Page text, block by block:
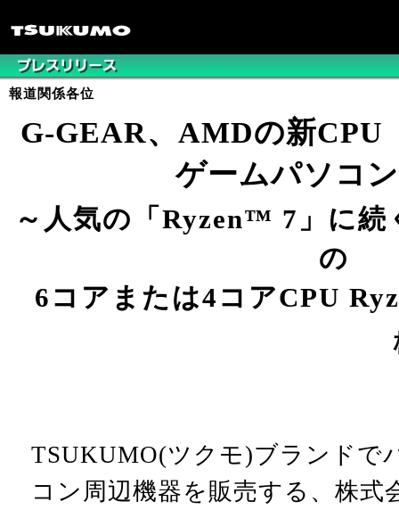
G-GEAR、AMDの新CPU
ゲームパソコ
～人気の「Ryzen™ 7」に続
の
6コアまたは4コアCPU
TSUKUMO(ツクモ)ブランドで
コン周辺機器を販売する、株式
報道関係各位